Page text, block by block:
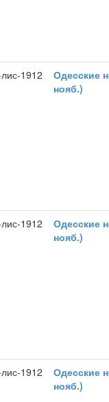
1912
Одесские
нояб.)
1912
Одесские
нояб.)
1912
Одесские
нояб.)